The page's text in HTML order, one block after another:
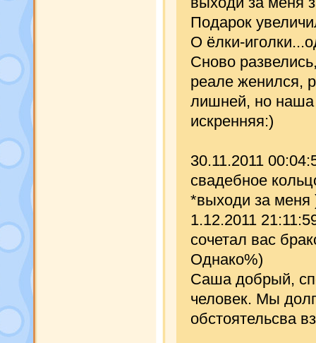
Подарок
О ёлки-
Сново
реале женился,
лишней, но наша
искренняя:)
30.11.2011
свадебное
*выходи за меня
1.12.2011
сочетал вас
Однако%)
Саша добрый,
человек. Мы
обстоятельсва